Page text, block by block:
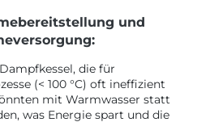
und
die für
(< 100 °C) oft ineffizient
mit Warmwasser statt
was Energie spart und die